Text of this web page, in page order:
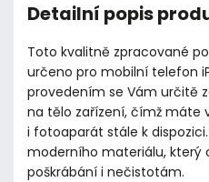
Detailní popis
Toto kvalitně zpracované
určeno pro mobilní telefon
provedením se Vám určitě
na tělo zařízení, čímž máte
i fotoaparát stále k
moderního materiálu, který
poškrábání i nečistotám.